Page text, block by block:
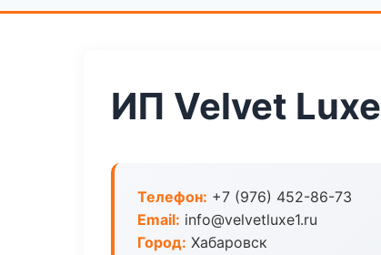
ИП Velvet Luxe
Телефон: +7 (976) 452-86-73
Email: info@velvetluxe1.ru
Город: Хабаровск